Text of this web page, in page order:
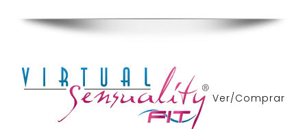
Ver/Comprar